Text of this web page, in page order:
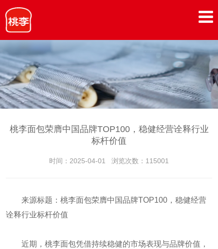
桃李面包荣膺中国品牌TOP100，稳健经营诠释行业
标杆价值
时间：2025-04-01 浏览次数：115001
来源标题：桃李面包荣膺中国品牌TOP100，稳健经营
诠释行业标杆价值
近期，桃李面包凭借持续稳健的市场表现与品牌价值，